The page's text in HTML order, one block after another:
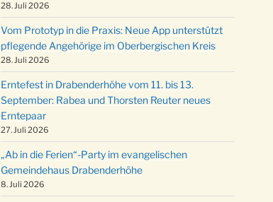
28. Juli 2026
Vom Prototyp in die Praxis: Neue App unterstützt
pflegende Angehörige im Oberbergischen Kreis
28. Juli 2026
Erntefest in Drabenderhöhe vom 11. bis 13.
September: Rabea und Thorsten Reuter neues
Erntepaar
27. Juli 2026
„Ab in die Ferien“-Party im evangelischen
Gemeindehaus Drabenderhöhe
8. Juli 2026